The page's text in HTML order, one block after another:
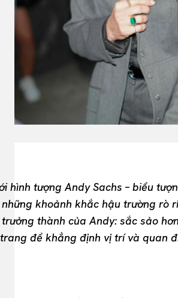
hình tượng Andy Sachs – biểu
khoảnh khắc hậu trường
thành của Andy: sắc sảo
để khẳng định vị trí và quan